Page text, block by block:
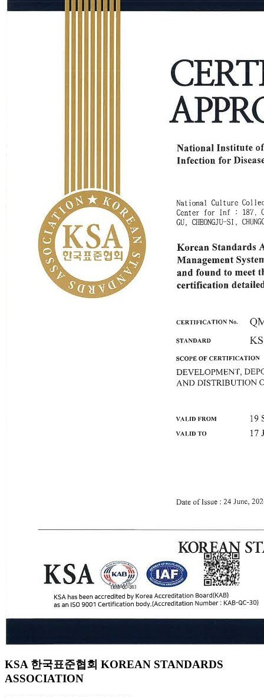
KSA 한국표준협회 KOREAN STANDARDS
ASSOCIATION